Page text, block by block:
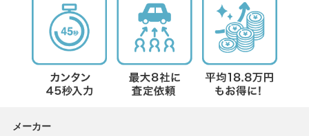
メーカー